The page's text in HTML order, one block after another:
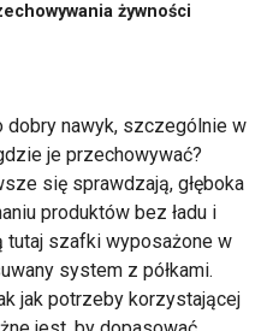
żywności
dobry nawyk, szczególnie w
je przechowywać?
się sprawdzają, głęboka
produktów bez ładu i
tutaj szafki wyposażone w
system z półkami.
jak potrzeby korzystającej